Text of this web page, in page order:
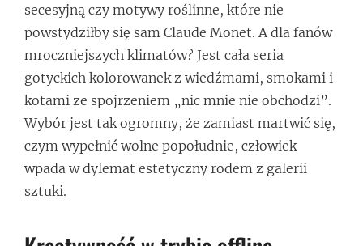
secesyjną czy motywy roślinne, które nie
powstydziłby się sam Claude Monet. A dla fanów
mroczniejszych klimatów? Jest cała seria
gotyckich kolorowanek z wiedźmami, smokami i
kotami ze spojrzeniem „nic mnie nie obchodzi”.
Wybór jest tak ogromny, że zamiast martwić się,
czym wypełnić wolne popołudnie, człowiek
wpada w dylemat estetyczny rodem z galerii
sztuki.